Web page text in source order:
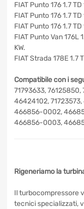
FIAT Punto 176 1.7
FIAT Punto 176 1.7
FIAT Punto 176 1.7
FIAT Punto Van
52 KW.
FIAT Strada 178E 1.7
Compatibile con i
71793633,
46424102,
466856-0002,
466856-0003,
Rigeneriamo la
Il turbocompressore
tecnici specializzati,